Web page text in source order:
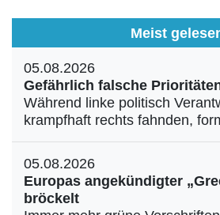
Meist
05.08.2026
Gefährlich falsche
Während linke politisch
krampfhaft rechts fahnden,
05.08.2026
Europas angekündigter
bröckelt